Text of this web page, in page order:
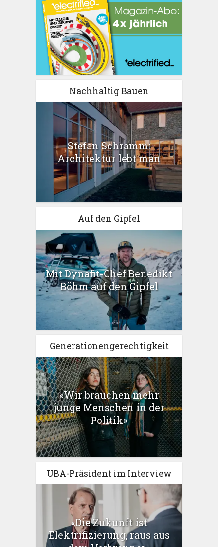
Nachhaltig Bauen
Stefan Schramm:
Architektur lebt man
Auf den Gipfel
Mit Dynafit-Chef Benedikt
Böhm auf den Gipfel
Generationengerechtigkeit
«Wir brauchen mehr
junge Menschen in der
Politik»
UBA-Präsident im Interview
«Die Zukunft ist
Elektrifizierung, raus aus